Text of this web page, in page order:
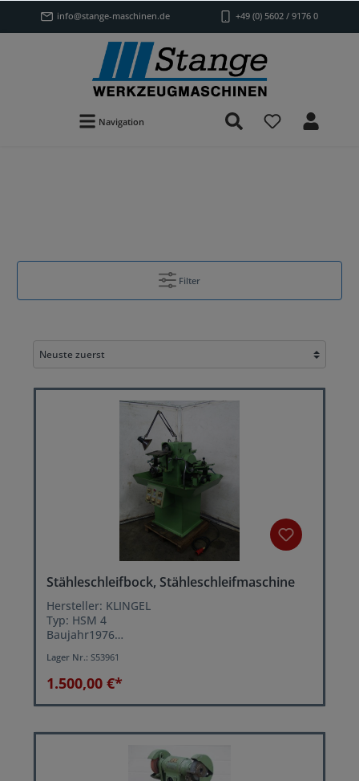
info@stange-maschinen.de +49 (0) 5602 / 9176 0
Navigation
Filter
Stähleschleifbock, Stähleschleifmaschine
Hersteller: KLINGEL
Typ: HSM 4
Baujahr1976
Schleifscheibendurchmesser: 100-200 mm
Schleifscheibendrehzahl: ca. 1400/2800 U/min.
Schwenk- und neigbare Tische
Lager Nr.: S53961
1.500,00 €*